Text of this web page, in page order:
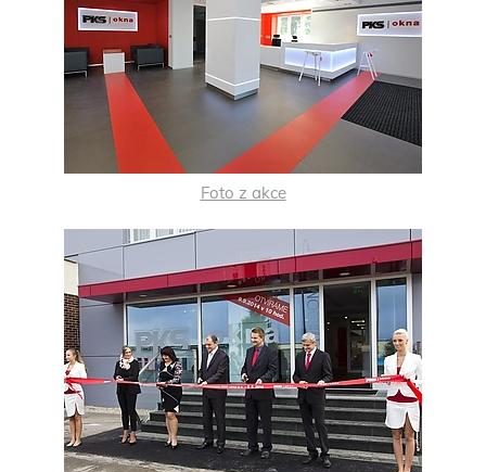
Foto z akce